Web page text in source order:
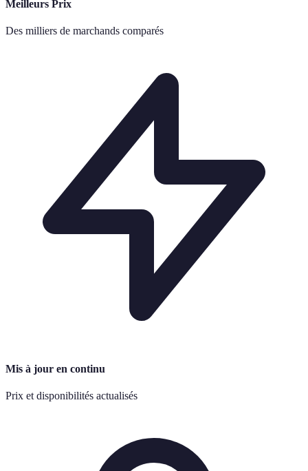
Meilleurs Prix
Des milliers de marchands comparés
Mis à jour en continu
Prix et disponibilités actualisés